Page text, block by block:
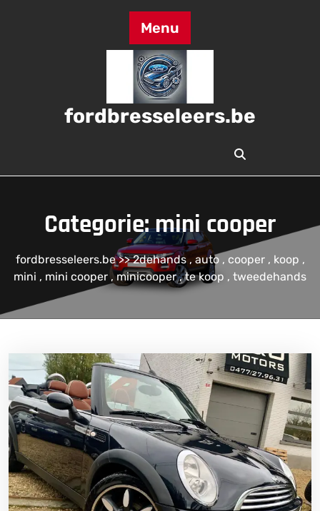
Menu
fordbresseleers.be
Categorie:mini cooper
fordbresseleers.be>>2dehands, auto, cooper, koop ,
mini , mini cooper,minicooper,te koop , tweedehands